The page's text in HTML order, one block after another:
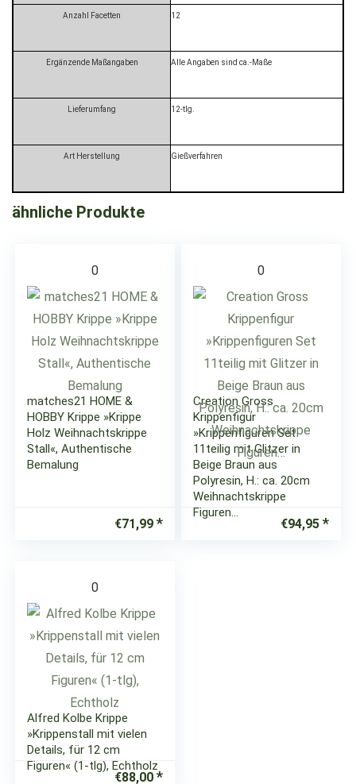
Anzahl Facetten 12
Ergänzende Maßangaben Alle Angaben sind ca.-Maße
Lieferumfang 12-tlg.
Art Herstellung Gießverfahren
ähnliche Produkte
0
matches21 HOME &
HOBBY Krippe »Krippe
Holz Weihnachtskrippe
Stall«, Authentische
Bemalung
€71,99
0
Creation Gross
Krippenfigur
»Krippenfiguren Set
11teilig mit Glitzer in
Beige Braun aus
Polyresin, H.: ca. 20cm
Weihnachtskrippe
Figuren…
€94,95
0
Alfred Kolbe Krippe
»Krippenstall mit vielen
Details, für 12 cm
Figuren« (1-tlg), Echtholz
€88,00